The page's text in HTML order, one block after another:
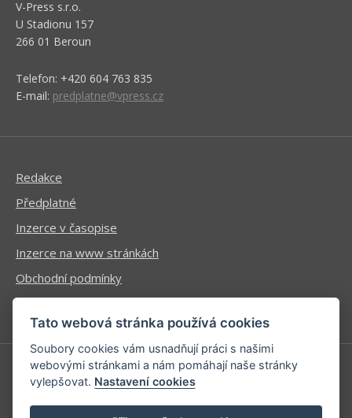
V-Press s.r.o.
U Stadionu 157
266 01 Beroun
Telefon: +420 604 763 835
E-mail: predplatne@vpress.cz
Redakce
Předplatné
Inzerce v časopise
Inzerce na www stránkách
Obchodní podmínky
Ochrana osobních údajů
Příhlášení | Registrace
Kontaktní informace
Tato webová stránka používá cookies
Soubory cookies vám usnadňují práci s našimi
webovými stránkami a nám pomáhají naše stránky
vylepšovat. Nastavení cookies